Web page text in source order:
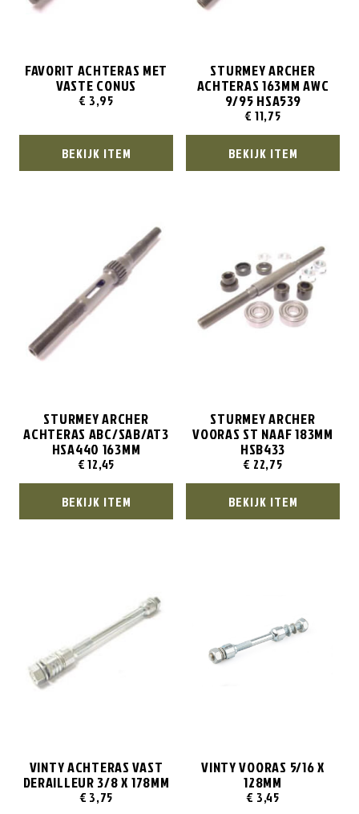
FAVORIT ACHTERAS MET
VASTE CONUS
€ 3,95
BEKIJK ITEM
STURMEY ARCHER
ACHTERAS 163MM AWC
9/95 HSA539
€ 11,75
BEKIJK ITEM
STURMEY ARCHER
ACHTERAS ABC/SAB/AT3
HSA440 163MM
€12,45
BEKIJK ITEM
STURMEY ARCHER
VOORAS ST NAAF 183MM
HSB433
€ 22,75
BEKIJK ITEM
VINTY ACHTERAS VAST
DERAILLEUR 3/8 X 178MM
€ 3,75
VINTY VOORAS 5/16 X
128MM
€ 3,45